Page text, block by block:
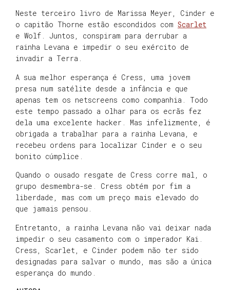
Neste terceiro livro de Marissa Meyer, Cinder e
o capitão Thorne estão escondidos com Scarlet
e Wolf. Juntos, conspiram para derrubar a
rainha Levana e impedir o seu exército de
invadir a Terra.
A sua melhor esperança é Cress, uma jovem
presa num satélite desde a infância e que
apenas tem os netscreens como companhia. Todo
este tempo passado a olhar para os ecrãs fez
dela uma excelente hacker. Mas infelizmente, é
obrigada a trabalhar para a rainha Levana, e
recebeu ordens para localizar Cinder e o seu
bonito cúmplice.
Quando o ousado resgate de Cress corre mal, o
grupo desmembra-se. Cress obtém por fim a
liberdade, mas com um preço mais elevado do
que jamais pensou.
Entretanto, a rainha Levana não vai deixar nada
impedir o seu casamento com o imperador Kai.
Cress, Scarlet, e Cinder podem não ter sido
designadas para salvar o mundo, mas são a única
esperança do mundo.